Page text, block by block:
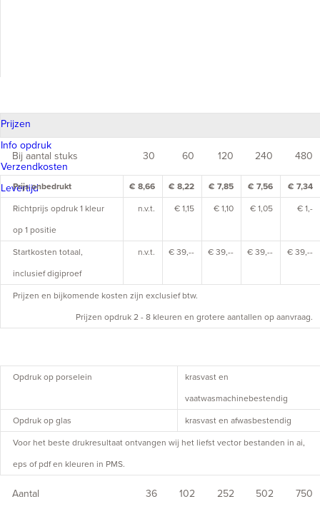
Prijzen
Info opdruk
Verzendkosten
Levertijd
Bij aantal stuks 30 60 120 240 480
Prijs onbedrukt € 8,66 € 8,22 € 7,85 € 7,56 € 7,34
Richtprijs opdruk 1 kleur
op 1 positie
n.v.t. € 1,15 € 1,10 € 1,05 € 1,-
Startkosten totaal,
inclusief digiproef
n.v.t. € 39,-- € 39,-- € 39,-- € 39,--
Prijzen en bijkomende kosten zijn exclusief btw.
Prijzen opdruk 2 - 8 kleuren en grotere aantallen op aanvraag.
Opdruk op porselein krasvast en
vaatwasmachinebestendig
Opdruk op glas krasvast en afwasbestendig
Voor het beste drukresultaat ontvangen wij het liefst vector bestanden in ai,
eps of pdf en kleuren in PMS.
Aantal 36 102 252 502 750